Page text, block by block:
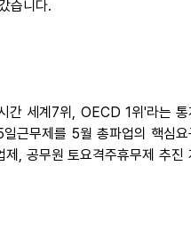
습니다.
간 세계7위, OECD 1위'라는 통
근무제를 5월 총파업의 핵심요
, 공무원 토요격주휴무제 추진